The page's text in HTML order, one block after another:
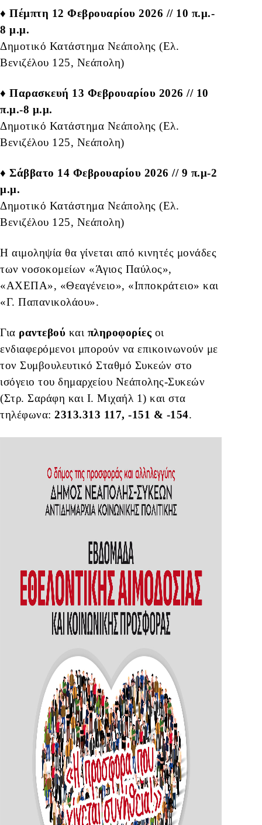
♦ Πέμπτη 12 Φεβρουαρίου 2026 // 10 π.μ.-
8 μ.μ.
Δημοτικό Κατάστημα Νεάπολης (Ελ.
Βενιζέλου 125, Νεάπολη)
♦ Παρασκευή 13 Φεβρουαρίου 2026 // 10
π.μ.-8 μ.μ.
Δημοτικό Κατάστημα Νεάπολης (Ελ.
Βενιζέλου 125, Νεάπολη)
♦ Σάββατο 14 Φεβρουαρίου 2026 // 9 π.μ-2
μ.μ.
Δημοτικό Κατάστημα Νεάπολης (Ελ.
Βενιζέλου 125, Νεάπολη)
Η αιμοληψία θα γίνεται από κινητές μονάδες
των νοσοκομείων «Άγιος Παύλος»,
«ΑΧΕΠΑ», «Θεαγένειο», «Ιπποκράτειο» και
«Γ. Παπανικολάου».
Για ραντεβού και πληροφορίες οι
ενδιαφερόμενοι μπορούν να επικοινωνούν με
τον Συμβουλευτικό Σταθμό Συκεών στο
ισόγειο του δημαρχείου Νεάπολης-Συκεών
(Στρ. Σαράφη και Ι. Μιχαήλ 1) και στα
τηλέφωνα: 2313.313 117, -151 & -154.